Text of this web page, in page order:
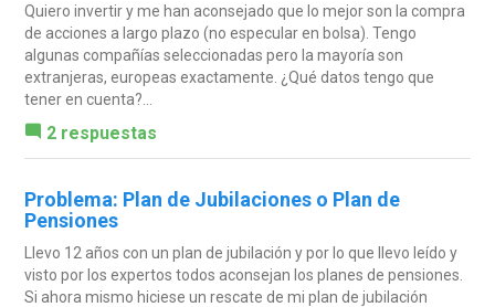
Quiero invertir y me han aconsejado que lo mejor son la compra
de acciones a largo plazo (no especular en bolsa). Tengo
algunas compañías seleccionadas pero la mayoría son
extranjeras, europeas exactamente. ¿Qué datos tengo que
tener en cuenta?...
2 respuestas
Problema: Plan de Jubilaciones o Plan de
Pensiones
Llevo 12 años con un plan de jubilación y por lo que llevo leído y
visto por los expertos todos aconsejan los planes de pensiones.
Si ahora mismo hiciese un rescate de mi plan de jubilación